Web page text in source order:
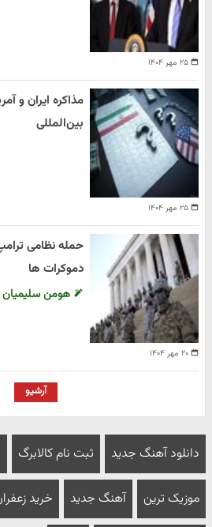
۲۵ مهر ۱۴۰۴
۲۵ مهر ۱۴۰۴
مذاکره ایران و
بین‌المللی
۲۰ مهر ۱۴۰۴
حمله نظامی
دموکرات ها
هومن سلیمیان
آرشیو
دانلود آهنگ جدید ثبت نام کالابرگ
موزیک ترین آهنگ جدید خرید